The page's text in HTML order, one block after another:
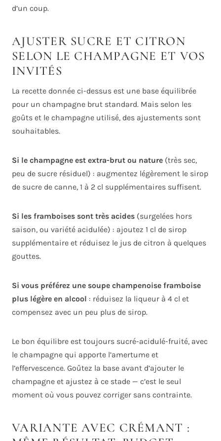
d’un coup.
AJUSTER SUCRE ET CITRON
SELON LE CHAMPAGNE ET VOS
INVITÉS
La recette donnée ci-dessus est une base équilibrée
pour un champagne brut standard. Mais selon les
goûts et le champagne utilisé, des ajustements sont
souhaitables.
Si le champagne est extra-brut ou nature (très sec,
peu de sucre résiduel) : augmentez légèrement le sirop
de sucre de canne, 1 à 2 cl supplémentaires suffisent.
Si les framboises sont très acides (surgelées hors
saison, ou variété acidulée) : ajoutez 1 cl de sirop
supplémentaire et réduisez le jus de citron à quelques
gouttes.
Si vous préférez une soupe champenoise framboise
plus légère en alcool : réduisez la liqueur à 4 cl et
compensez avec un peu plus de sirop.
Le bon équilibre est toujours sucré-acidulé-fruité, avec
le champagne qui apporte l’amertume et
l’effervescence. Goûtez la base avant d’ajouter le
champagne et ajustez à ce stade — c’est le seul
moment où vous pouvez corriger sans contrainte.
VARIANTE AVEC CRÉMANT :